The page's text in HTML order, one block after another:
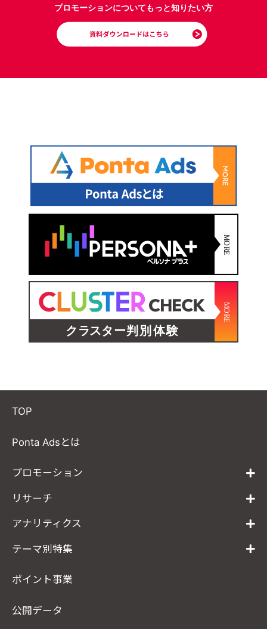
プロモーションについてもっと知りたい方
TOP
Ponta Adsとは
プロモーション
リサーチ
アナリティクス
テーマ別特集
ポイント事業
公開データ